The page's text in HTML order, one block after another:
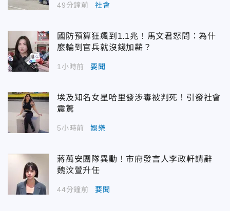
49分鐘前 社會
國防預算狂飆到1.1兆！馬文君怒問：為什
麼輪到官兵就沒錢加薪？
1小時前 要聞
埃及知名女星哈里發涉毒被判死！引發社會
震驚
5小時前 娛樂
蔣萬安團隊異動！市府發言人李政軒請辭
魏汶萱升任
44分鐘前 要聞